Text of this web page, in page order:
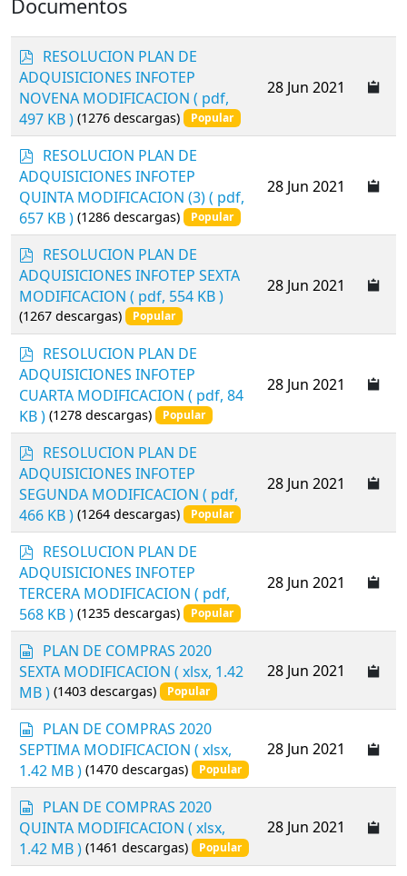
Documentos
p
d
f
RESOLUCION PLAN DE
ADQUISICIONES INFOTEP
NOVENA MODIFICACION ( pdf,
497 KB ) (1276 descargas) Popular
28 Jun 2021
p
d
f
RESOLUCION PLAN DE
ADQUISICIONES INFOTEP
QUINTA MODIFICACION (3)( pdf,
657 KB ) (1286 descargas) Popular
28 Jun 2021
p
d
f
RESOLUCION PLAN DE
ADQUISICIONES INFOTEP SEXTA
MODIFICACION ( pdf, 554 KB )
(1267 descargas) Popular
28 Jun 2021
p
d
f
RESOLUCION PLAN DE
ADQUISICIONES INFOTEP
CUARTA MODIFICACION ( pdf, 84
KB ) (1278 descargas) Popular
28 Jun 2021
p
d
f
RESOLUCION PLAN DE
ADQUISICIONES INFOTEP
SEGUNDA MODIFICACION ( pdf,
466 KB ) (1264 descargas) Popular
28 Jun 2021
p
d
f
RESOLUCION PLAN DE
ADQUISICIONES INFOTEP
TERCERA MODIFICACION ( pdf,
568 KB ) (1235 descargas) Popular
28 Jun 2021
p
r
e
a
d
s
h
e
e
t
PLAN DE COMPRAS 2020
SEXTA MODIFICACION ( xlsx, 1.42
MB ) (1403 descargas) Popular
28 Jun 2021
p
r
e
a
d
s
h
e
PLAN DE COMPRAS 2020
SEPTIMA MODIFICACION ( xlsx,
1.42 MB ) (1470 descargas) Popular
28 Jun 2021
p
r
e
PLAN DE COMPRAS 2020
QUINTA MODIFICACION ( xlsx,
1.42 MB ) (1461 descargas) Popular
28 Jun 2021